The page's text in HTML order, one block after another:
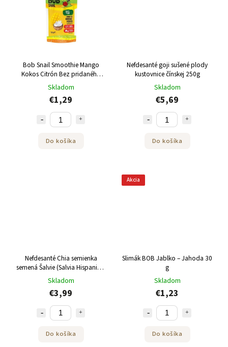
Bob Snail Smoothie Mango
Kokos Citrón Bez pridaného
cukru 120 g
Skladom
€1,29
Do košíka
Nefdesanté goji sušené plody
kustovnice čínskej 250g
Skladom
€5,69
Do košíka
Nefdesanté Chia semienka
semená Šalvie (Salvia Hispanica)
250 g
Skladom
€3,99
Do košíka
Akcia
Slimák BOB Jablko – Jahoda 30
g
Skladom
€1,23
Do košíka